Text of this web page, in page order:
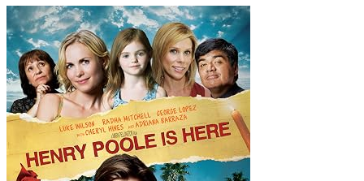
Here
(2008)
Orijinal
VCD
Film
Satış
adet